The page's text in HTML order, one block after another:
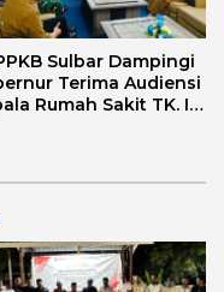
Sulbar Dampingi
Terima Audiensi
Rumah Sakit TK. III